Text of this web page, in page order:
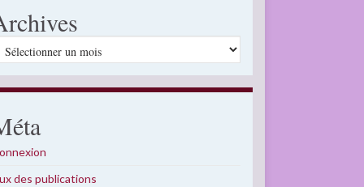
des publications